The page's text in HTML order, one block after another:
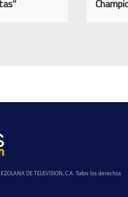
DE TELEVISION, C.A. Todos los derechos